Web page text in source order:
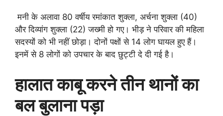
मनी के अलावा 80 वर्षीय रमांकात शुक्ला, अर्चना शुक्ला (40)
और दिव्यांग शुक्ला (22) जख्मी हो गए। भीड़ ने परिवार की महिला
सदस्यों को भी नहीं छोड़ा। दोनों पक्षों से 14 लोग घायल हुए हैं।
इनमें से 8 लोगों को उपचार के बाद छुट्टी दे दी गई है।
हालात काबू करने तीन थानों का
बल बुलाना पड़ा